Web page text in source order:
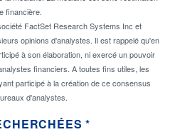
financière.
FactSet Research Systems Inc et
opinions d'analystes. Il est rappelé qu'en
à son élaboration, ni exercé un pouvoir
financiers. A toutes fins utiles, les
participé à la création de ce consensus
d'analystes.
*